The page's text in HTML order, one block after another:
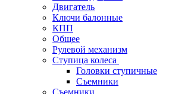
Двигатель
Ключи балонные
КПП
Общее
Рулевой механизм
Ступица колеса
Головки ступичные
Съемники
Съемники